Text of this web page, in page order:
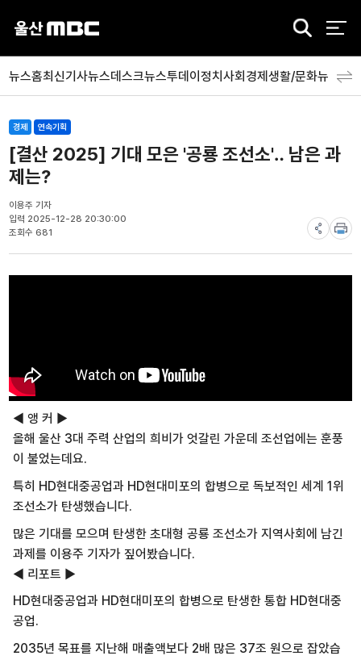
검
뉴스홈최신기사뉴스데스크뉴스투데이정치사회경제생활/문화뉴스특
경제 연속기획
[결산 2025] 기대 모은 '공룡 조선소'‥ 남은 과
제는?
이용주 기자
입력 2025-12-28 20:30:00
조회수 681
◀ 앵 커 ▶
올해 울산 3대 주력 산업의 희비가 엇갈린 가운데 조선업에는 훈풍
이 불었는데요.
특히 HD현대중공업과 HD현대미포의 합병으로 독보적인 세계 1위
조선소가 탄생했습니다.
많은 기대를 모으며 탄생한 초대형 공룡 조선소가 지역사회에 남긴
과제를 이용주 기자가 짚어봤습니다.
◀ 리포트 ▶
HD현대중공업과 HD현대미포의 합병으로 탄생한 통합 HD현대중
공업.
2035년 목표를 지난해 매출액보다 2배 많은 37조 원으로 잡았습